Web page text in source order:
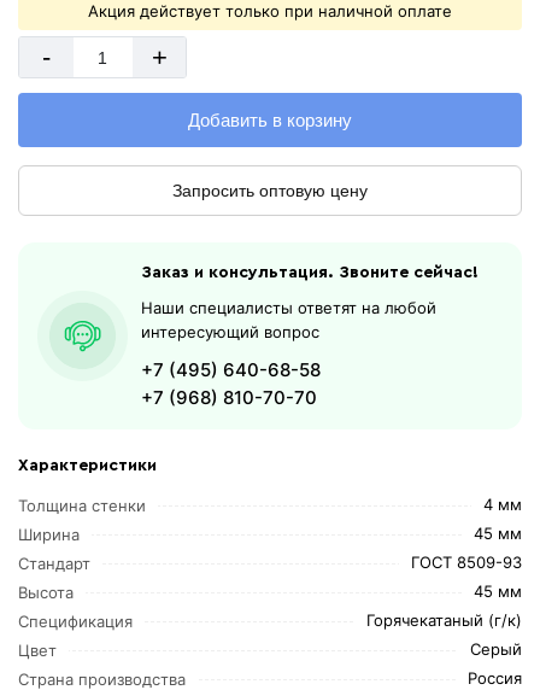
Характеристики
Толщина стенки
4 мм
Ширина
45 мм
Стандарт
ГОСТ 8509-93
Высота
45 мм
Спецификация
Горячекатаный (г/к)
Цвет
Серый
Страна производства
Россия
Акция действует только при наличной оплате
- +
Добавить в корзину
Запросить оптовую цену
Заказ и консультация. Звоните сейчас!
Наши специалисты ответят на любой
интересующий вопрос
+7 (495) 640-68-58
+7 (968) 810-70-70